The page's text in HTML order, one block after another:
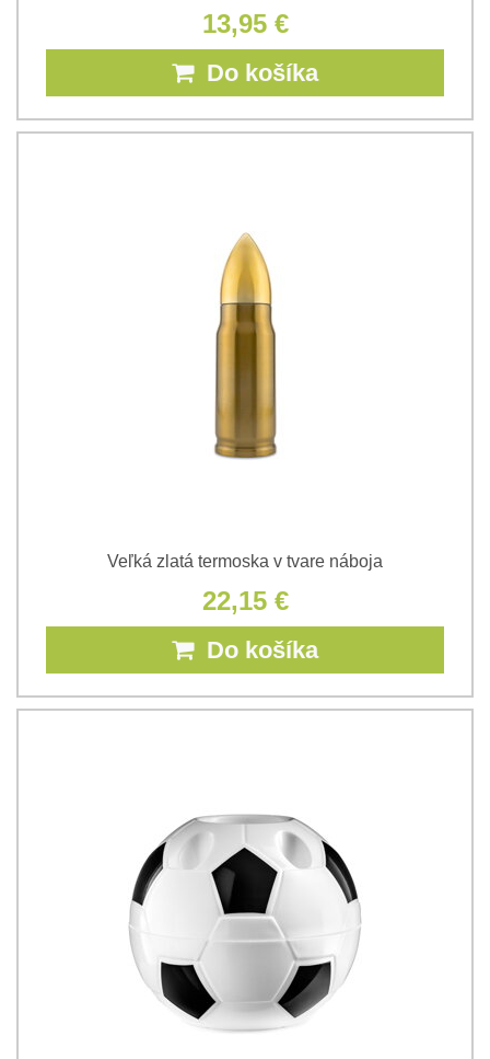
13,95 €
Do košíka
Veľká zlatá termoska v tvare náboja
22,15 €
Do košíka